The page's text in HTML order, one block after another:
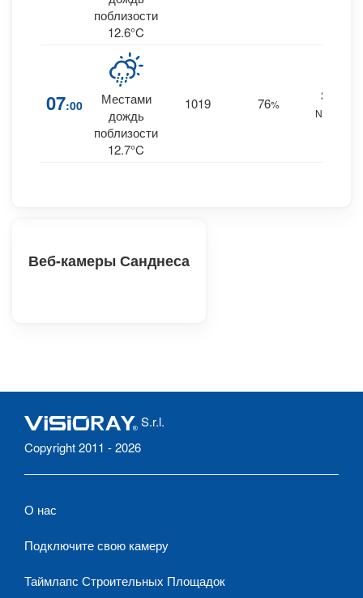
поблизости
12.6°C
07:00
Местами
дождь
поблизости
12.7°C
1019 76%
38
NNW
Веб-камеры Санднеса
S.r.l.
Copyright 2011 - 2026
О нас
Подключите свою камеру
Таймлапс Строительных Площадок